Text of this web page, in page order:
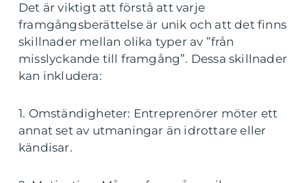
Det är viktigt att förstå att varje
framgångsberättelse är unik och att det finns
skillnader mellan olika typer av ”från
misslyckande till framgång”. Dessa skillnader
kan inkludera:
1. Omständigheter: Entreprenörer möter ett
annat set av utmaningar än idrottare eller
kändisar.